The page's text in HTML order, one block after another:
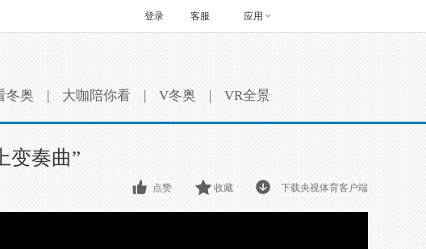
客服 应用
登录
冬奥 | 大咖陪你看 | V冬奥 | VR全景
变奏曲”
下载央视体育客户端
收藏
点赞